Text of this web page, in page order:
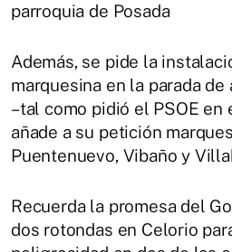
parroquia de Posada
Además, se pide la
marquesina en la parada
–tal como pidió el PSOE en
añade a su petición
Puentenuevo, Vibaño y
Recuerda la promesa del
dos rotondas en Celorio